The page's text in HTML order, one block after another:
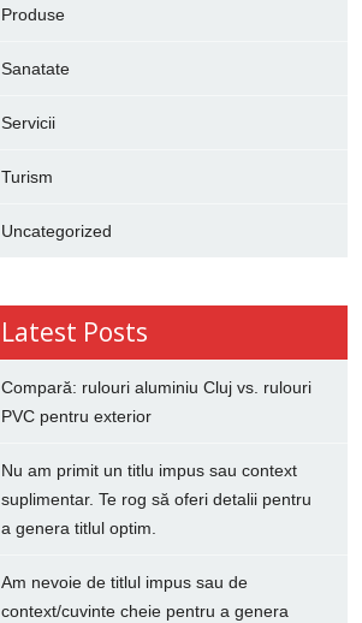
Produse
Sanatate
Servicii
Turism
Uncategorized
Latest Posts
Compară: rulouri aluminiu Cluj vs. rulouri
PVC pentru exterior
Nu am primit un titlu impus sau context
suplimentar. Te rog să oferi detalii pentru
a genera titlul optim.
Am nevoie de titlul impus sau de
context/cuvinte cheie pentru a genera